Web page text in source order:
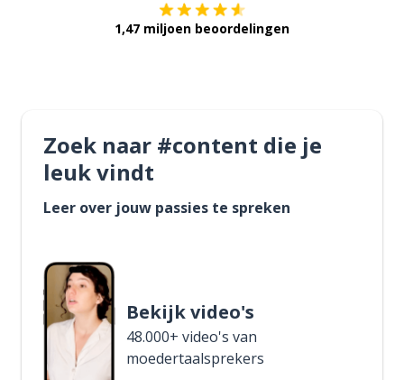
1,47 miljoen beoordelingen
Zoek naar #content die je
leuk vindt
Leer over jouw passies te spreken
Bekijk video's
48.000+ video's van
moedertaalsprekers